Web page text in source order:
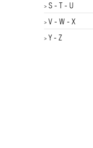
>S - T - U
>V - W - X
>Y - Z